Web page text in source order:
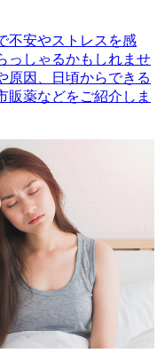
不安やストレスを感
っしゃるかもしれませ
原因、日頃からできる
販薬などをご紹介しま